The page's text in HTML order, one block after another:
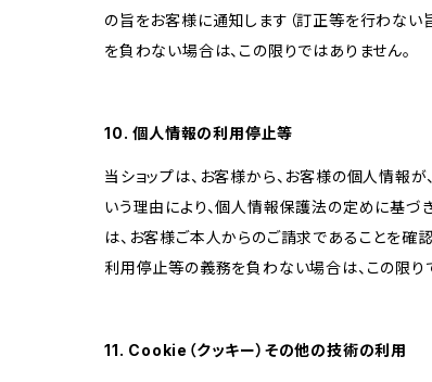
の旨をお客様に通知します（訂正等を行わない
を負わない場合は、この限りではありません。
10. 個人情報の利用停止等
当ショップは、お客様から、お客様の個人情報
いう理由により、個人情報保護法の定めに基づ
は、お客様ご本人からのご請求であることを確
利用停止等の義務を負わない場合は、この限り
11. Cookie（クッキー）その他の技術の利用